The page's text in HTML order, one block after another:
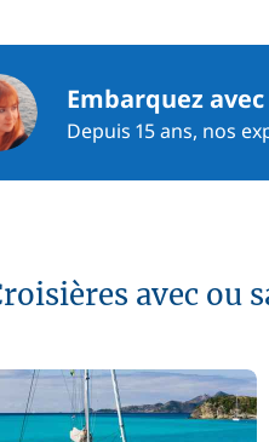
Embarquez
Depuis 15 ans, nos
avec ou